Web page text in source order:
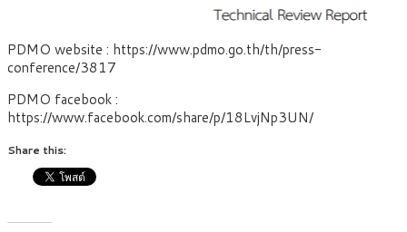
PDMO website : https://www.pdmo.go.th/th/press-
conference/3817
PDMO facebook :
https://www.facebook.com/share/p/18LvjNp3UN/
Share this: